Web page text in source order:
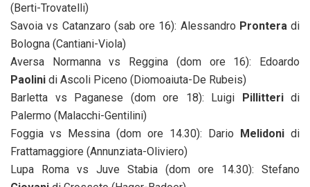
(Berti-Trovatelli)
Savoia vs Catanzaro (sab ore 16): Alessandro Prontera di
Bologna (Cantiani-Viola)
Aversa Normanna vs Reggina (dom ore 16): Edoardo
Paolini di Ascoli Piceno (Diomoaiuta-De Rubeis)
Barletta vs Paganese (dom ore 18): Luigi Pillitteridi
Palermo (Malacchi-Gentilini)
Foggia vs Messina (dom ore 14.30): Dario Melidoni di
Frattamaggiore (Annunziata-Oliviero)
Lupa Roma vs Juve Stabia (dom ore 14.30): Stefano